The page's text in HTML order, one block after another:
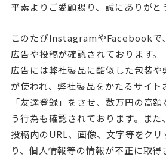
平素よりご愛顧賜り、誠にありがと
このたびInstagramやFacebookで
広告や投稿が確認されております。
広告には弊社製品に酷似した包装
が使われ、弊社製品をかたるサイト
「友達登録」をさせ、数万円の高
う行為も確認されております。ま
投稿内のURL、画像、文字等をク
り、個人情報等の情報が不正に取